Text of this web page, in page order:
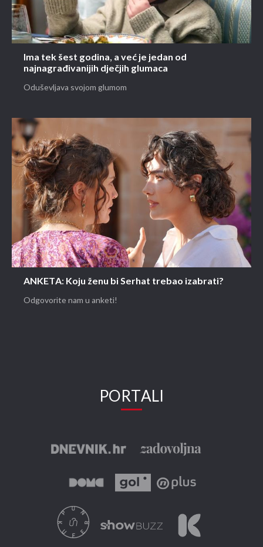
Ima tek šest godina, a već je jedan od
najnagrađivanijih dječjih glumaca
Oduševljava svojom glumom
ANKETA: Koju ženu bi Serhat trebao izabrati?
Odgovorite nam u anketi!
PORTALI